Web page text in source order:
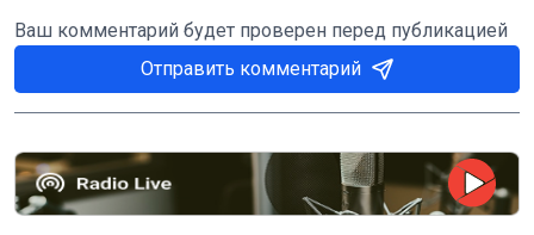
Ваш комментарий будет проверен перед публикацией
Отправить комментарий